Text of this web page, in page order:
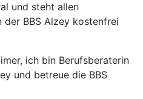
und steht allen
der BBS Alzey kostenfrei
ich bin Berufsberaterin
und betreue die BBS